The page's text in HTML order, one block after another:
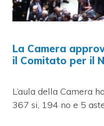
La Camera
il Comitato per il
L’aula della Camera
367 si, 194 no e 5